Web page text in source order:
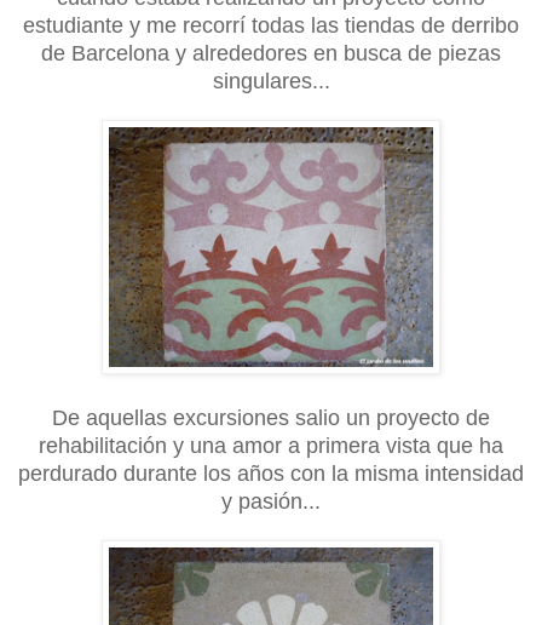
estudiante y me recorrí todas las tiendas de derribo
de Barcelona y alrededores en busca de piezas
singulares...
De aquellas excursiones salio un proyecto de
rehabilitación y una amor a primera vista que ha
perdurado durante los años con la misma intensidad
y pasión...